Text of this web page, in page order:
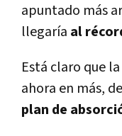
apuntado más
llegaría al
Está claro que
ahora en más,
plan de